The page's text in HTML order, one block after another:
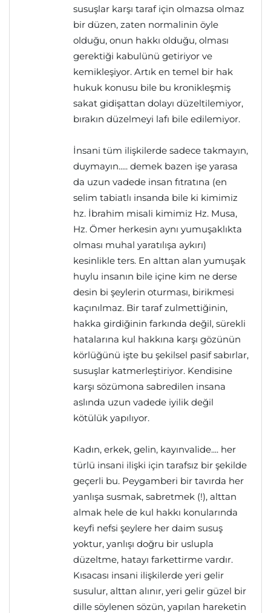
susuşlar karşı taraf için olmazsa olmaz
bir düzen, zaten normalinin öyle
olduğu, onun hakkı olduğu, olması
gerektiği kabulünü getiriyor ve
kemikleşiyor. Artık en temel bir hak
hukuk konusu bile bu kronikleşmiş
sakat gidişattan dolayı düzeltilemiyor,
bırakın düzelmeyi lafı bile edilemiyor.
İnsani tüm ilişkilerde sadece takmayın,
duymayın..... demek bazen işe yarasa
da uzun vadede insan fıtratına (en
selim tabiatlı insanda bile ki kimimiz
hz. İbrahim misali kimimiz Hz. Musa,
Hz. Ömer herkesin aynı yumuşaklıkta
olması muhal yaratılışa aykırı)
kesinlikle ters. En alttan alan yumuşak
huylu insanın bile içine kim ne derse
desin bi şeylerin oturması, birikmesi
kaçınılmaz. Bir taraf zulmettiğinin,
hakka girdiğinin farkında değil, sürekli
hatalarına kul hakkına karşı gözünün
körlüğünü işte bu şekilsel pasif sabırlar,
susuşlar katmerleştiriyor. Kendisine
karşı sözümona sabredilen insana
aslında uzun vadede iyilik değil
kötülük yapılıyor.
Kadın, erkek, gelin, kayınvalide.... her
türlü insani ilişki için tarafsız bir şekilde
geçerli bu. Peygamberi bir tavırda her
yanlışa susmak, sabretmek (!), alttan
almak hele de kul hakkı konularında
keyfi nefsi şeylere her daim susuş
yoktur, yanlışı doğru bir uslupla
düzeltme, hatayı farkettirme vardır.
Kısacası insani ilişkilerde yeri gelir
susulur, alttan alınır, yeri gelir güzel bir
dille söylenen sözün, yapılan hareketin